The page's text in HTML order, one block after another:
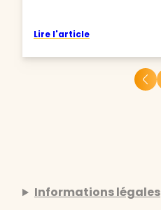
Lire l'article
Informations légales